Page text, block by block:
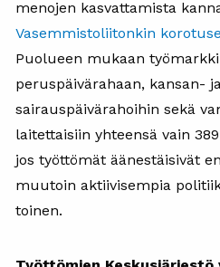
menojen kasvattamista
Vasemmistoliitonkin
Puolueen mukaan
peruspäivärahaan, kansan-
sairauspäivärahoihin sekä
laitettaisiin yhteensä vain
jos työttömät äänestäisivät
muutoin aktiivisempia
toinen.